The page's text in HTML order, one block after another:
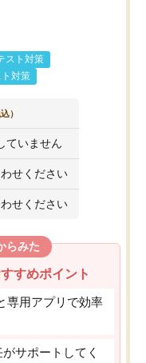
スト対策
対策
）
ていません
せください
せください
らみた
すめポイント
専用アプリで効率
サポートしてく